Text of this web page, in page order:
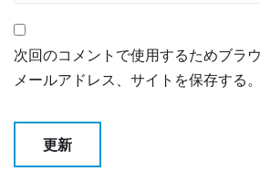
次回のコメントで使用するためブラ
メールアドレス、サイトを保存する。